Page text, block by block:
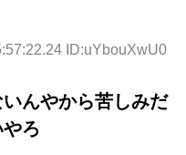
ID:uYbouXwU0
んやから苦しみだ
ろ